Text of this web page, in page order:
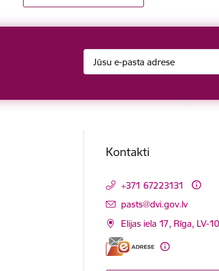
Kontakti
+371 67223131
E-pasts:
pasts@dvi.gov.lv
Elijas iela 17, Rīga, LV-